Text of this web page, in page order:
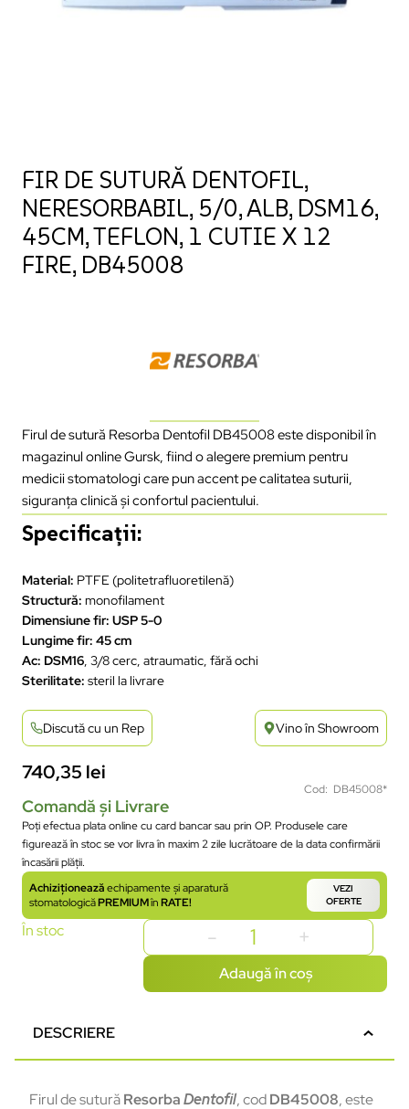
FIR DE SUTURĂ DENTOFIL,
NERESORBABIL, 5/0, ALB, DSM16,
45CM, TEFLON, 1 CUTIE X 12
FIRE, DB45008
Firul de sutură Resorba Dentofil DB45008 este disponibil în
magazinul online Gursk, fiind o alegere premium pentru
medicii stomatologi care pun accent pe calitatea suturii,
siguranța clinică și confortul pacientului.
Specificații:
Material: PTFE (politetrafluoretilenă)
Structură: monofilament
Dimensiune fir: USP 5-0
Lungime fir: 45 cm
Ac: DSM16, 3/8 cerc, atraumatic, fără ochi
Sterilitate: steril la livrare
Discută cu un Rep Vino în Showroom
740,35 lei
Cod: DB45008*
Comandă și Livrare
Poți efectua plata online cu card bancar sau prin OP. Produsele care
figurează în stoc se vor livra în maxim 2 zile lucrătoare de la data confirmării
încasării plății.
Achiziționeazăechipamente și aparatură
stomatologicăPREMIUMînRATE!
VEZI
OFERTE
În stoc
Adaugă în coș
DESCRIERE
Firul de suturăResorbaDentofil, codDB45008, este